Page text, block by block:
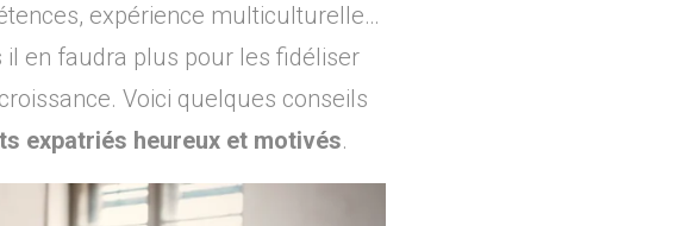
expérience multiculturelle…
il en faudra plus pour les fidéliser
Voici quelques conseils
expatriés heureux et motivés.